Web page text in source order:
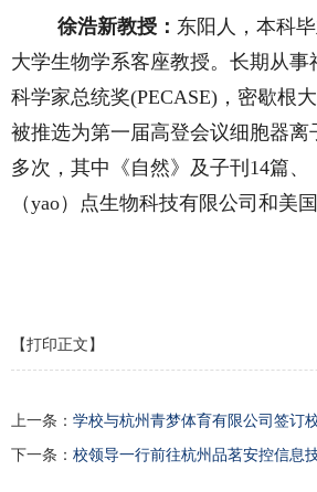
徐浩新教授： 东阳人， 本科
大学生物学系客座教授。长期从
科学家总统奖(PECASE)，密歇根
被推选为第一届高登会议细胞器
多次，其中《自然》及子刊14篇
（yao）点生物科技有限公司和美
【打印正文】
上一条： 学校与杭州青梦体育有限公司签订
下一条： 校领导一行前往杭州品茗安控信息